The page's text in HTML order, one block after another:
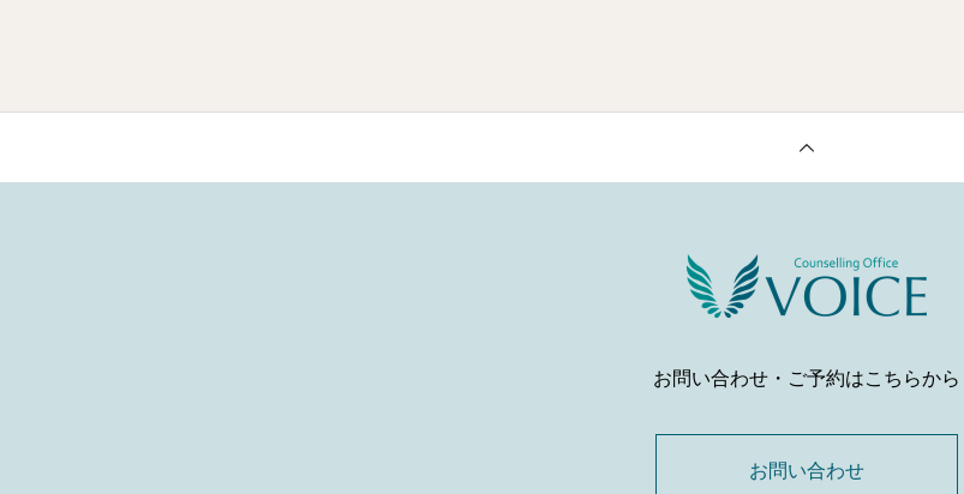
お問い合わせ・ご予約はこちらから
お問い合わせ